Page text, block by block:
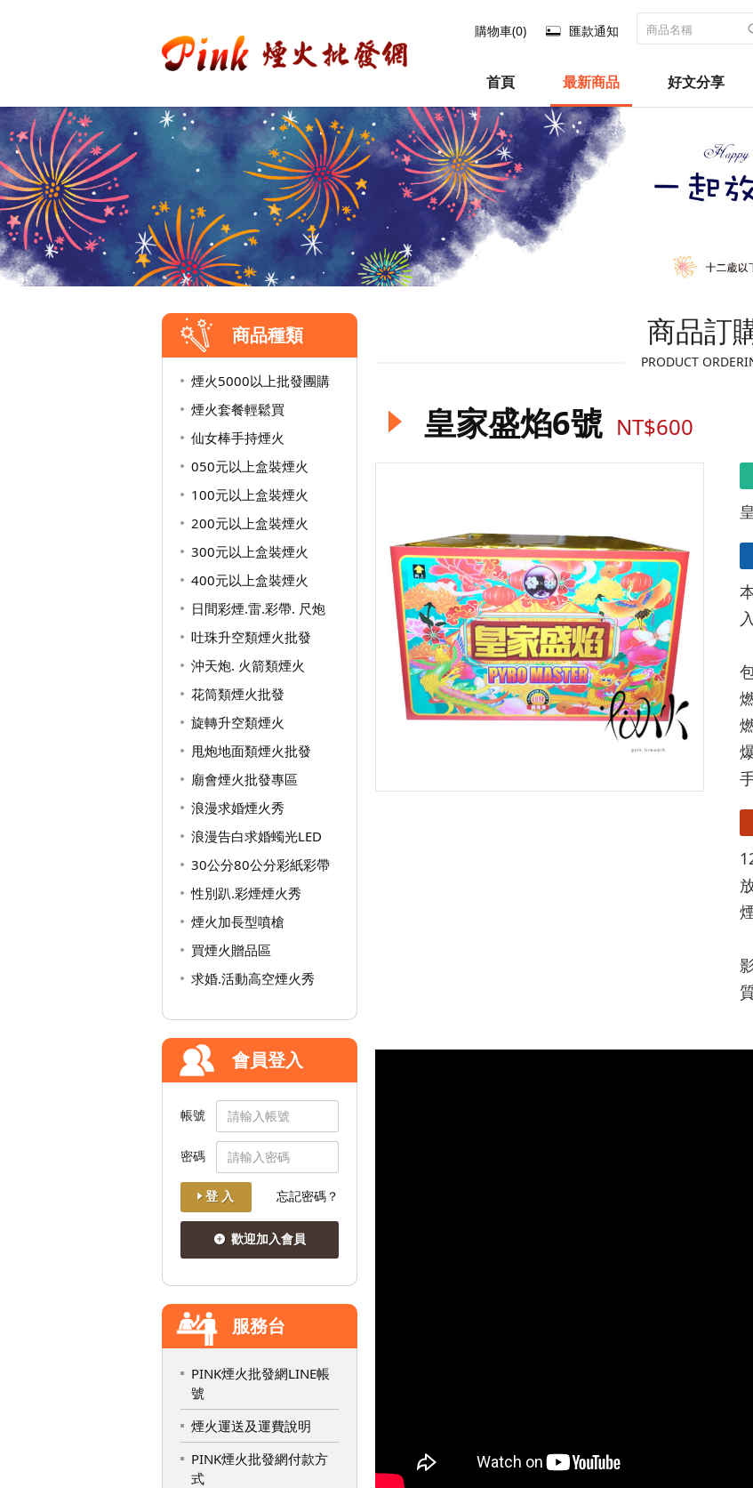
購物車(0) 匯款通知
首頁 最新商品 好文分享
商品種類
煙火5000以上批發團購
煙火套餐輕鬆買
仙女棒手持煙火
050元以上盒裝煙火
100元以上盒裝煙火
200元以上盒裝煙火
300元以上盒裝煙火
400元以上盒裝煙火
日間彩煙.雷.彩帶. 尺炮
吐珠升空類煙火批發
沖天炮. 火箭類煙火
花筒類煙火批發
旋轉升空類煙火
甩炮地面類煙火批發
廟會煙火批發專區
浪漫求婚煙火秀
浪漫告白求婚蠋光LED
30公分80公分彩紙彩帶
性別趴.彩煙煙火秀
煙火加長型噴槍
買煙火贈品區
求婚.活動高空煙火秀
會員登入
帳號
密碼
登 入 忘記密碼？
歡迎加入會員
服務台
PINK煙火批發網LINE帳
號
煙火運送及運費說明
PINK煙火批發網付款方
式
商品訂
PRODUCT
皇家盛焰6號 NT$600